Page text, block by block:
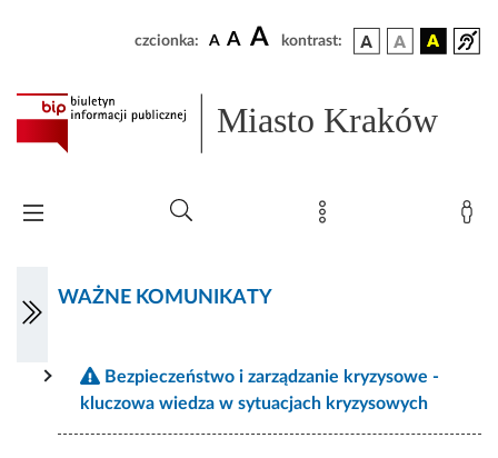
czcionka: A A A kontrast:
Miasto Kraków
WAŻNE KOMUNIKATY
Bezpieczeństwo i zarządzanie kryzysowe -
kluczowa wiedza w sytuacjach kryzysowych